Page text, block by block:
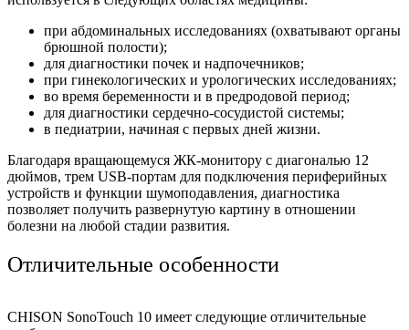
при абдоминальных исследованиях (охватывают органы
брюшной полости);
для диагностики почек и надпочечников;
при гинекологических и урологических исследованиях;
во время беременности и в предродовой период;
для диагностики сердечно-сосудистой системы;
в педиатрии, начиная с первых дней жизни.
Благодаря вращающемуся ЖК-монитору с диагональю 12
дюймов, трем USB-портам для подключения периферийных
устройств и функции шумоподавления, диагностика
позволяет получить развернутую картину в отношении
болезни на любой стадии развития.
Отличительные особенности
CHISON SonoTouch 10 имеет следующие отличительные